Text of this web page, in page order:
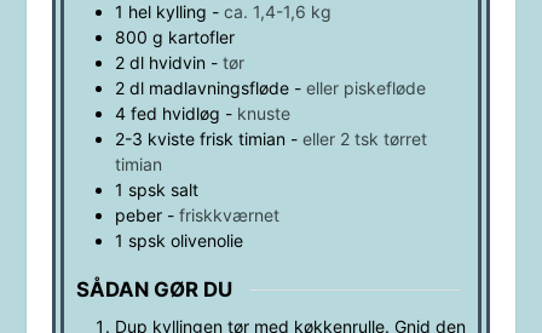
1 hel kylling - ca. 1,4-1,6 kg
800 g kartofler
2 dl hvidvin- tør
2 dl madlavningsfløde- eller piskefløde
4 fed hvidløg - knuste
2-3 kviste frisk timian- eller 2 tsk tørret
timian
1 spsk salt
peber- friskkværnet
1 spsk olivenolie
SÅDAN GØR DU
Dup kyllingen tør med køkkenrulle. Gnid den